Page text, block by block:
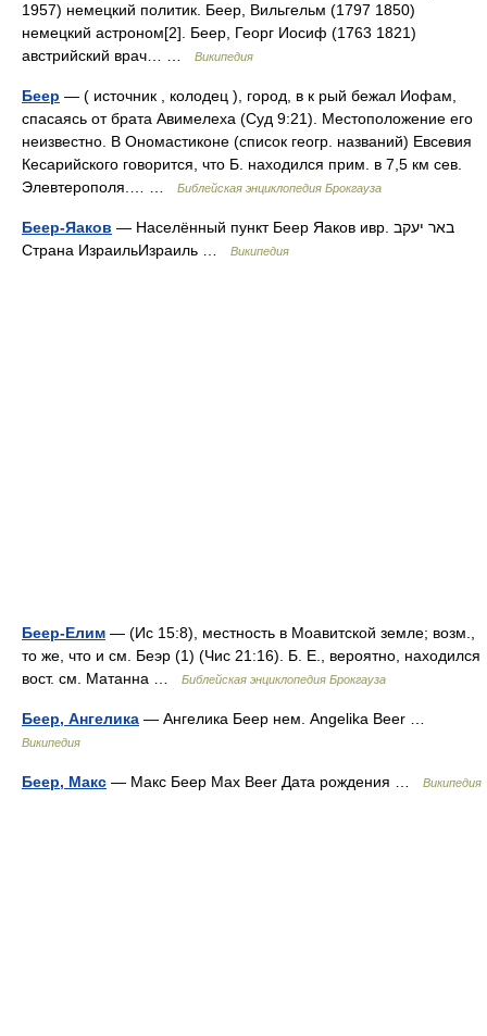
1957) немецкий политик. Беер, Вильгельм (1797 1850)
немецкий астроном[2]. Беер, Георг Иосиф (1763 1821)
австрийский врач… …
Википедия
Беер — ( источник , колодец ), город, в к рый бежал Иофам,
спасаясь от брата Авимелеха (Суд 9:21). Местоположение его
неизвестно. В Ономастиконе (список геогр. названий) Евсевия
Кесарийского говорится, что Б. находился прим. в 7,5 км сев.
Элевтерополя.… …
Библейская энциклопедия Брокгауза
Беер-Яаков — Населённый пункт Беер Яаков ивр. באר יעקב‎
Страна ИзраильИзраиль …
Википедия
Беер-Елим — (Ис 15:8), местность в Моавитской земле; возм.,
то же, что и см. Беэр (1) (Чис 21:16). Б. Е., вероятно, находился
вост. см. Матанна …
Библейская энциклопедия Брокгауза
Беер, Ангелика — Ангелика Беер нем. Angelika Beer …
Википедия
Беер, Макс — Макс Беер Max Beer Дата рождения … Википедия